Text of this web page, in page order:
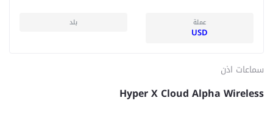
عملة
USD
بلد
سماعات اذن
Hyper X Cloud Alpha Wireless